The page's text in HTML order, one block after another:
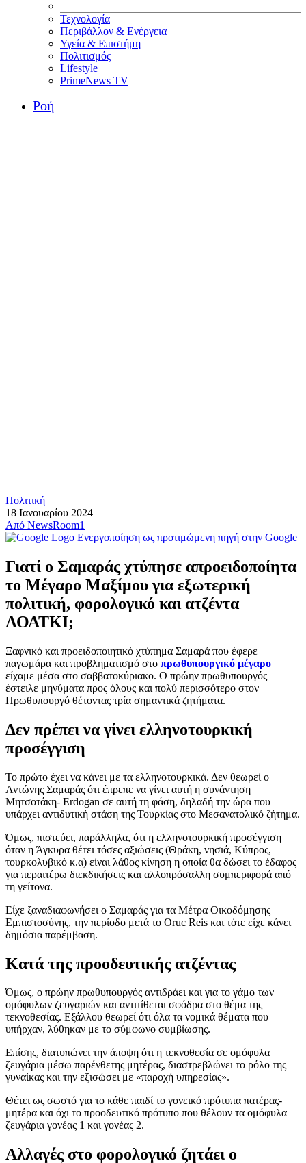
Τεχνολογία
Περιβάλλον & Ενέργεια
Υγεία & Επιστήμη
Πολιτισμός
Lifestyle
PrimeNews TV
Ροή
Πολιτική
18 Ιανουαρίου 2024
Από NewsRoom1
Ενεργοποίηση ως προτιμώμενη πηγή στην Google
Γιατί ο Σαμαράς χτύπησε απροειδοποίητα
το Μέγαρο Μαξίμου για εξωτερική
πολιτική, φορολογικό και ατζέντα
ΛΟΑΤΚΙ;
Ξαφνικό και προειδοποιητικό χτύπημα Σαμαρά που έφερε
παγωμάρα και προβληματισμό στο πρωθυπουργικό μέγαρο
είχαμε μέσα στο σαββατοκύριακο. Ο πρώην πρωθυπουργός
έστειλε μηνύματα προς όλους και πολύ περισσότερο στον
Πρωθυπουργό θέτοντας τρία σημαντικά ζητήματα.
Δεν πρέπει να γίνει ελληνοτουρκική
προσέγγιση
Το πρώτο έχει να κάνει με τα ελληνοτουρκικά. Δεν θεωρεί ο
Αντώνης Σαμαράς ότι έπρεπε να γίνει αυτή η συνάντηση
Μητσοτάκη- Εrdogan σε αυτή τη φάση, δηλαδή την ώρα που
υπάρχει αντιδυτική στάση της Τουρκίας στο Μεσανατολικό ζήτημα.
Όμως, πιστεύει, παράλληλα, ότι η ελληνοτουρκική προσέγγιση
όταν η Άγκυρα θέτει τόσες αξιώσεις (Θράκη, νησιά, Κύπρος,
τουρκολυβικό κ.α) είναι λάθος κίνηση η οποία θα δώσει το έδαφος
για περαιτέρω διεκδικήσεις και αλλοπρόσαλλη συμπεριφορά από
τη γείτονα.
Είχε ξαναδιαφωνήσει ο Σαμαράς για τα Μέτρα Οικοδόμησης
Εμπιστοσύνης, την περίοδο μετά το Oruc Reis και τότε είχε κάνει
δημόσια παρέμβαση.
Κατά της προοδευτικής ατζέντας
Όμως, ο πρώην πρωθυπουργός αντιδράει και για το γάμο των
ομόφυλων ζευγαριών και αντιτίθεται σφόδρα στο θέμα της
τεκνοθεσίας. Εξάλλου θεωρεί ότι όλα τα νομικά θέματα που
υπήρχαν, λύθηκαν με το σύμφωνο συμβίωσης.
Επίσης, διατυπώνει την άποψη ότι η τεκνοθεσία σε ομόφυλα
ζευγάρια μέσω παρένθετης μητέρας, διαστρεβλώνει το ρόλο της
γυναίκας και την εξισώσει με «παροχή υπηρεσίας».
Θέτει ως σωστό για το κάθε παιδί το γονεικό πρότυπα πατέρας-
μητέρα και όχι το προοδευτικό πρότυπο που θέλουν τα ομόφυλα
ζευγάρια γονέας 1 και γονέας 2.
Αλλαγές στο φορολογικό ζητάει ο